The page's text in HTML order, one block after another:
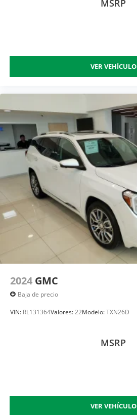
MSRP
VER VEHÍCULO
2024 GMC
Baja de precio
VIN: RL131364Valores:22Modelo:TXN26D
MSRP
VER VEHÍCULO